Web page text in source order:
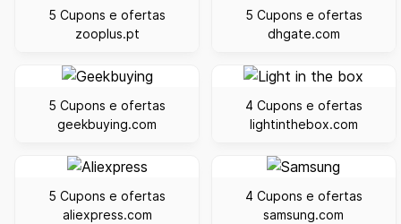
5 Cupons e ofertas
zooplus.pt
5 Cupons e ofertas
dhgate.com
5 Cupons e ofertas
geekbuying.com
4 Cupons e ofertas
lightinthebox.com
5 Cupons e ofertas
aliexpress.com
4 Cupons e ofertas
samsung.com